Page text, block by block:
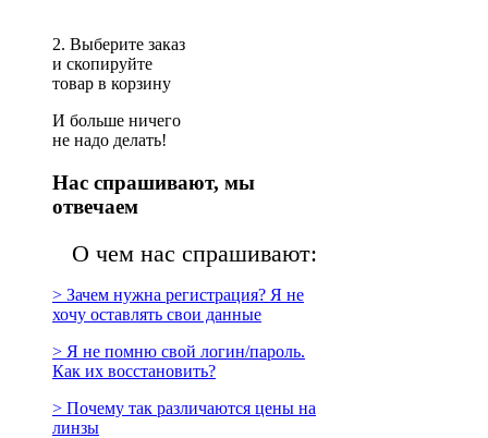
2. Выберите заказ
и скопируйте
товар в корзину
И больше ничего
не надо делать!
Нас спрашивают, мы
отвечаем
О чем нас спрашивают:
> Зачем нужна регистрация? Я не
хочу оставлять свои данные
> Я не помню свой логин/пароль.
Как их восстановить?
> Почему так различаются цены на
линзы